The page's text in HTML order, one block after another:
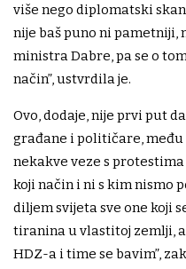
više nego diplomatski
nije baš puno ni pametniji,
ministra Dabre, pa se o
način”, ustvrdila je.
Ovo, dodaje, nije prvi put
građane i političare, među
nekakve veze s protestima
koji način i ni s kim nismo
diljem svijeta sve one koji
tiranina u vlastitoj zemlji,
HDZ-a i time se bavim”,